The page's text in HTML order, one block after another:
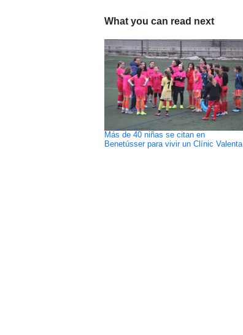
What you can read next
Más de 40 niñas se citan en
Benetússer para vivir un Clínic Valenta